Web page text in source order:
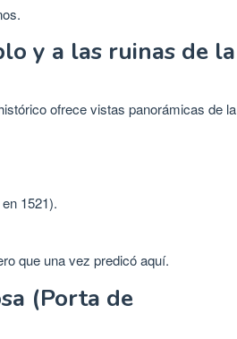
y a las ruinas de la
ofrece vistas panorámicas de la
1521).
que una vez predicó aquí.
(Porta de